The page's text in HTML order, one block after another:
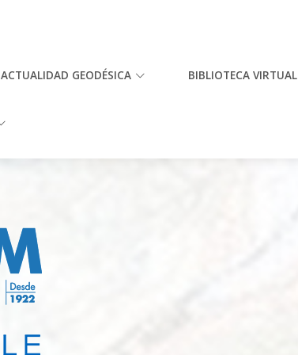
ACTUALIDAD GEODÉSICA BIBLIOTECA VIRTUAL